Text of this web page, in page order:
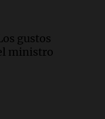
millonario a
en Villa
gustos
ministro